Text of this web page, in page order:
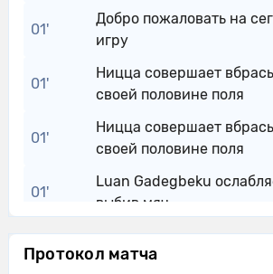
01'
Добро пожаловать на
игру
01'
Ницца совершает
своей половине поля
01'
Ницца совершает
своей половине поля
01'
Luan Gadegbeku
выбив мяч.
01'
Сент-Этьен
Протокол матча